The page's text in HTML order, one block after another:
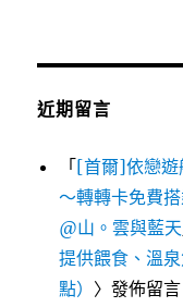
近期留言
「[首爾]依戀遊
～轉轉卡免費
@山。雲與藍天
提供餵食、溫
點） 〉發佈留言